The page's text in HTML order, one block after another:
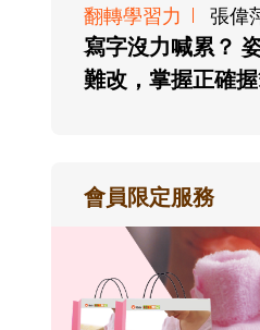
翻轉學習力 張偉
寫字沒力喊累？
難改，掌握正確
會員限定服務